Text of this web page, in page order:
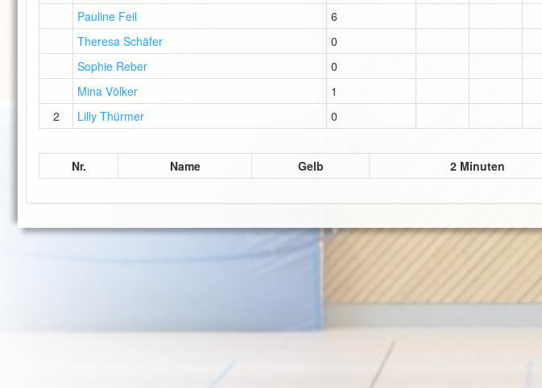
Pauline Feil
6
Theresa Schäfer
0
Sophie Reber
0
Mina Völker
1
2
Lilly Thürmer 0
Nr. Name Gelb 2 Minuten